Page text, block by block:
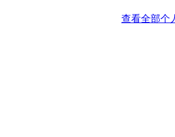
查看全部个